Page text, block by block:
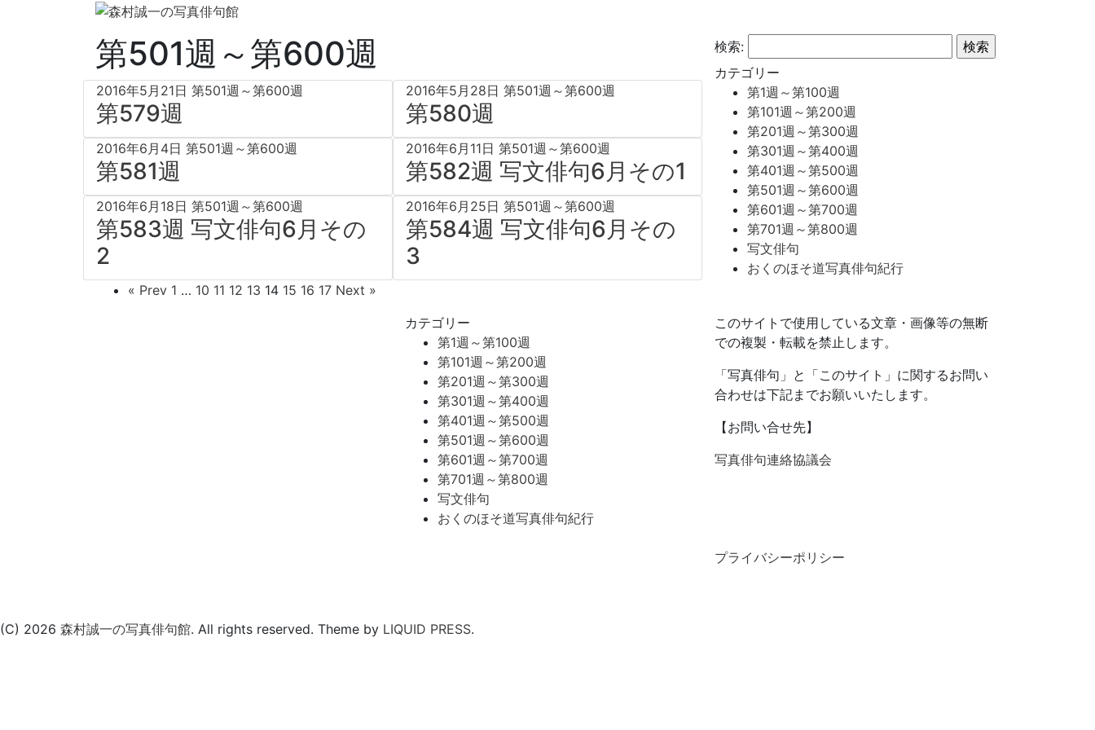
第501週～第600週
2016年5月21日 第501週～第600週
第579週
2016年5月28日 第501週～第600週
第580週
2016年6月4日 第501週～第600週
第581週
2016年6月11日 第501週～第600週
第582週 写文俳句6月その1
2016年6月18日 第501週～第600週
第583週 写文俳句6月その
2
2016年6月25日 第501週～第600週
第584週 写文俳句6月その
3
« Prev 1 … 10 11 12 13 14 15 16 17 Next »
検索:
カテゴリー
第1週～第100週
第101週～第200週
第201週～第300週
第301週～第400週
第401週～第500週
第501週～第600週
第601週～第700週
第701週～第800週
写文俳句
おくのほそ道写真俳句紀行
カテゴリー
第1週～第100週
第101週～第200週
第201週～第300週
第301週～第400週
第401週～第500週
第501週～第600週
第601週～第700週
第701週～第800週
写文俳句
おくのほそ道写真俳句紀行
このサイトで使用している文章・画像等の無断
での複製・転載を禁止します。
「写真俳句」と「このサイト」に関するお問い
合わせは下記までお願いいたします。
【お問い合せ先】
写真俳句連絡協議会
プライバシーポリシー
(C) 2026 森村誠一の写真俳句館. All rights reserved. Theme by LIQUID PRESS.